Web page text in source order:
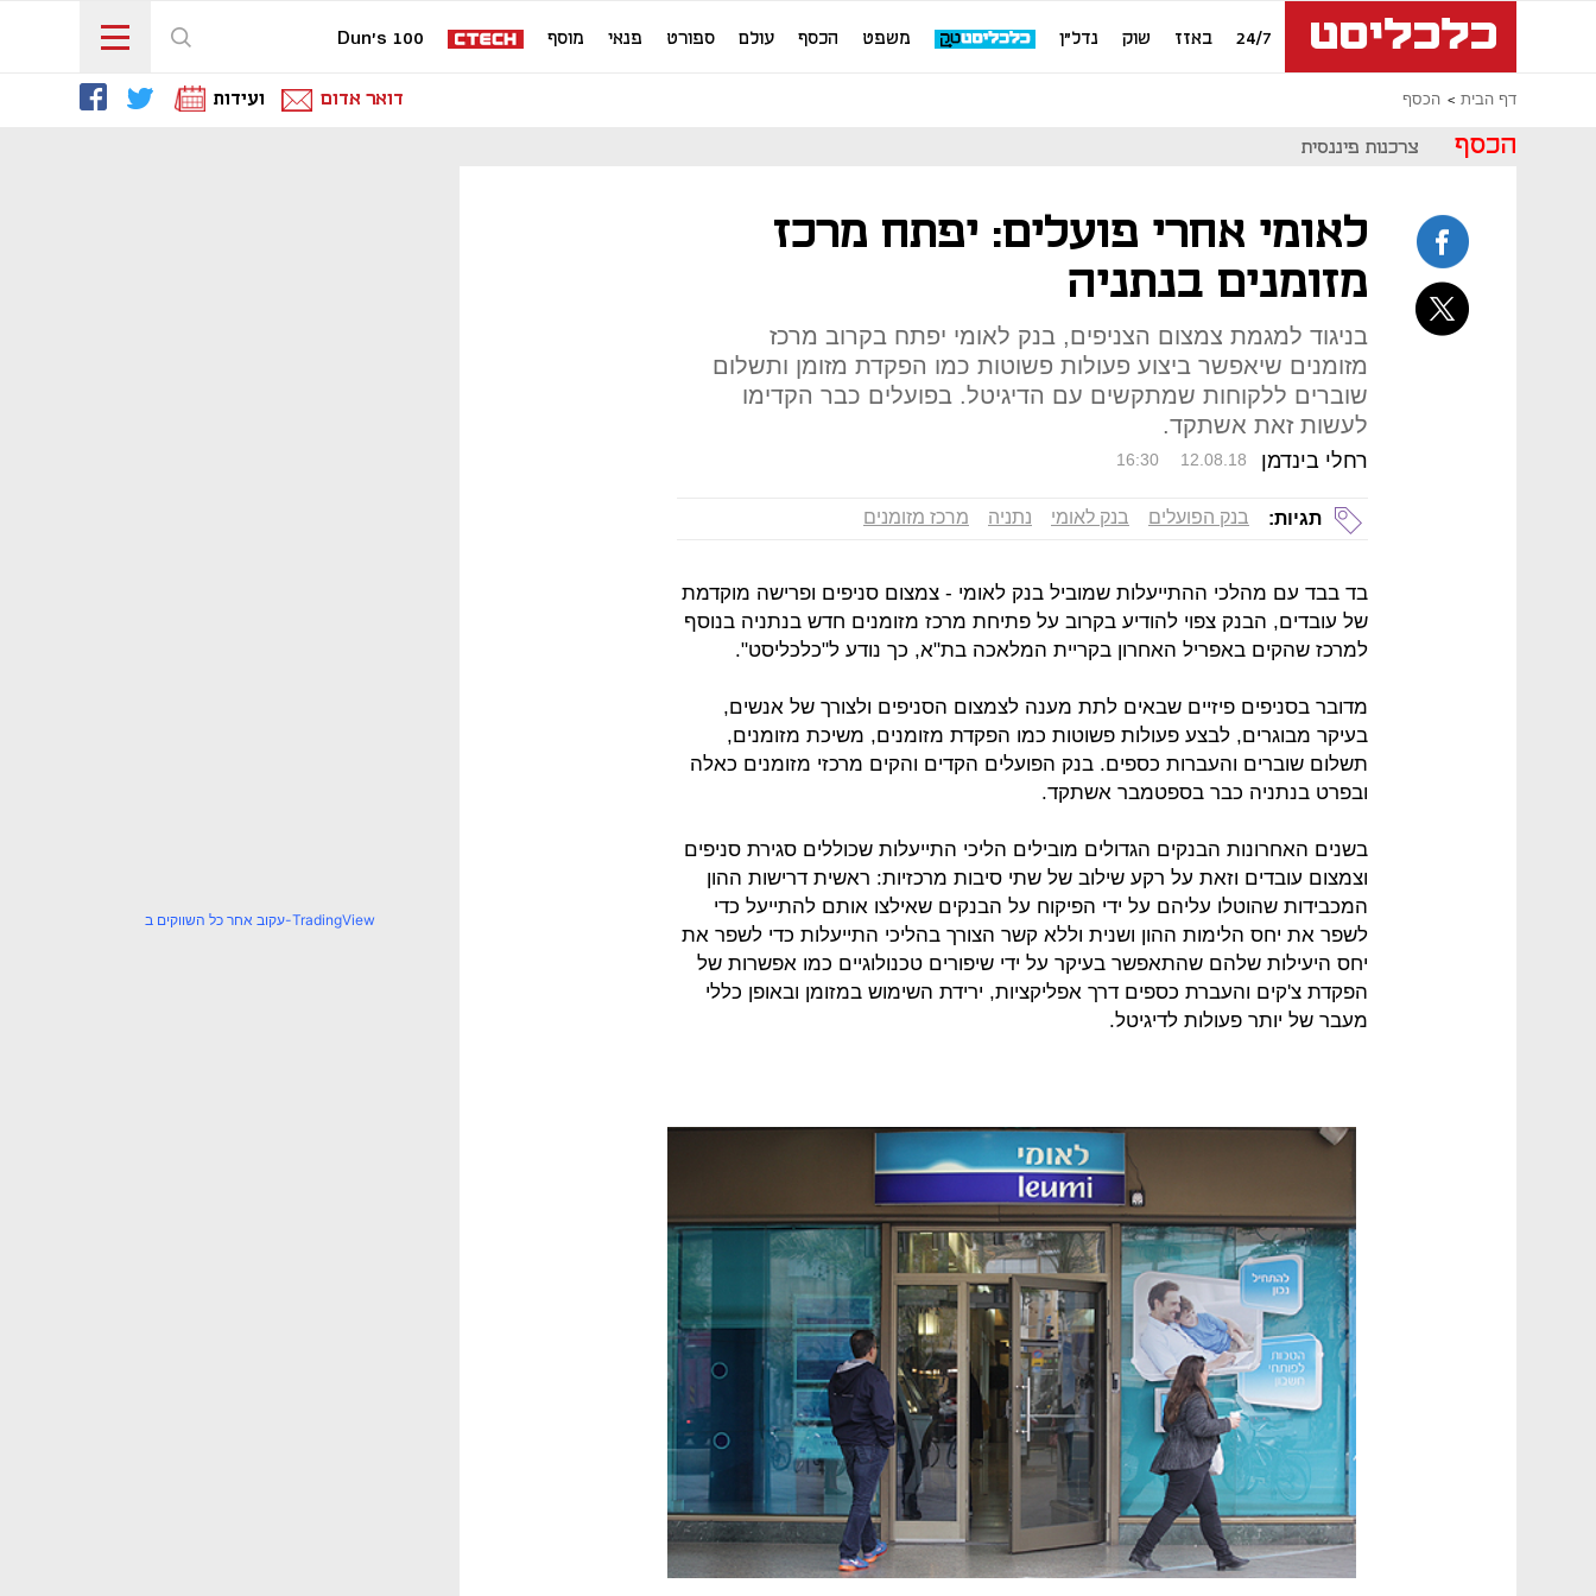
24/7 באזז שוק נדל"ן משפט הכסף עולם ספורט פנאי מוסף Dun's 100
דף הבית הכסף דואר אדום ועידות
הכסף צרכנות פיננסית
לאומי אחרי פועלים: יפתח מרכז
מזומנים בנתניה
בניגוד למגמת צמצום הצניפים, בנק לאומי יפתח בקרוב מרכז
מזומנים שיאפשר ביצוע פעולות פשוטות כמו הפקדת מזומן ותשלום
שוברים ללקוחות שמתקשים עם הדיגיטל. בפועלים כבר הקדימו
לעשות זאת אשתקד.
רחלי בינדמן 16:30 12.08.18
תגיות: בנק הפועלים בנק לאומי נתניה מרכז מזומנים
בד בבד עם מהלכי ההתייעלות שמוביל בנק לאומי - צמצום סניפים ופרישה מוקדמת
של עובדים, הבנק צפוי להודיע בקרוב על פתיחת מרכז מזומנים חדש בנתניה בנוסף
למרכז שהקים באפריל האחרון בקריית המלאכה בת"א, כך נודע ל"כלכליסט".
מדובר בסניפים פיזיים שבאים לתת מענה לצמצום הסניפים ולצורך של אנשים,
בעיקר מבוגרים, לבצע פעולות פשוטות כמו הפקדת מזומנים, משיכת מזומנים,
תשלום שוברים והעברות כספים. בנק הפועלים הקדים והקים מרכזי מזומנים כאלה
ובפרט בנתניה כבר בספטמבר אשתקד.
בשנים האחרונות הבנקים הגדולים מובילים הליכי התייעלות שכוללים סגירת סניפים
וצמצום עובדים וזאת על רקע שילוב של שתי סיבות מרכזיות: ראשית דרישות ההון
המכבידות שהוטלו עליהם על ידי הפיקוח על הבנקים שאילצו אותם להתייעל כדי
לשפר את יחס הלימות ההון ושנית וללא קשר הצורך בהליכי התייעלות כדי לשפר את
יחס היעילות שלהם שהתאפשר בעיקר על ידי שיפורים טכנולוגיים כמו אפשרות של
הפקדת צ'קים והעברת כספים דרך אפליקציות, ירידת השימוש במזומן ובאופן כללי
מעבר של יותר פעולות לדיגיטל.
עקוב אחר כל השווקים ב-TradingView